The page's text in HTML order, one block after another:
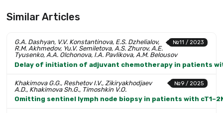
Similar Articles
№11 / 2023
G.A. Dashyan, V.V. Konstantinova, E.S. Dzhelialov,
R.M. Akhmedov, Yu.V. Semiletova, A.S. Zhurov, A.E.
Tyusenko, A.A. Olchonova, I.A. Pavlikova, A.M. Belousov
Delay of initiation of adjuvant chemotherapy in patients
№9 / 2025
Khakimova G.G., Reshetov I.V., Zikiryakhodjaev
A.D., Khakimova Sh.G., Timoshkin V.O.
Omitting sentinel lymph node biopsy in patients with